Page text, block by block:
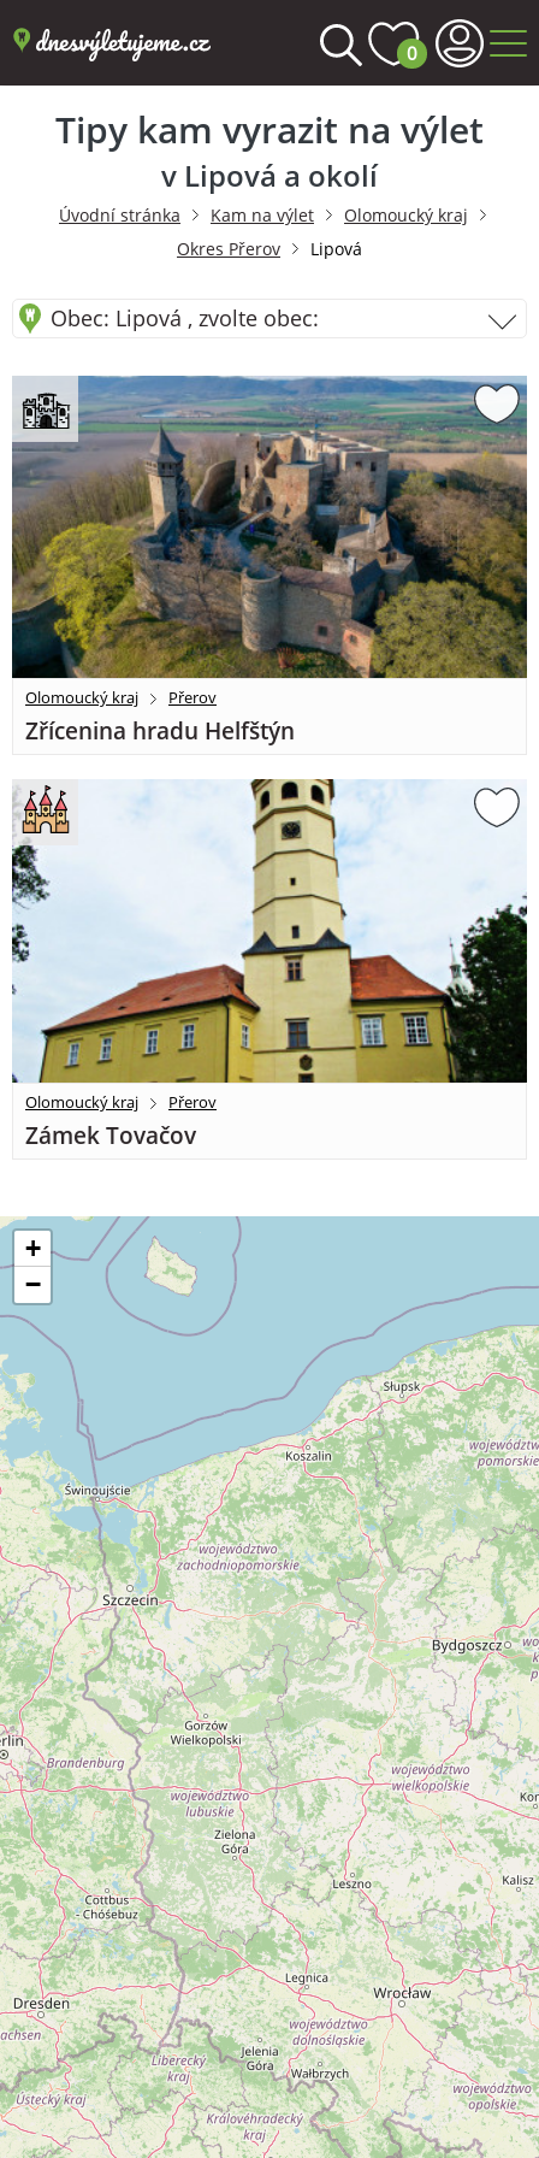
0
Tipy kam vyrazit na výlet
v Lipová a okolí
Úvodní stránka Kam na výlet
Olomoucký kraj
Okres Přerov
Lipová
Obec: Lipová , zvolte obec:
Olomoucký kraj Přerov
Zřícenina hradu Helfštýn
Olomoucký kraj Přerov
Zámek Tovačov
+
−